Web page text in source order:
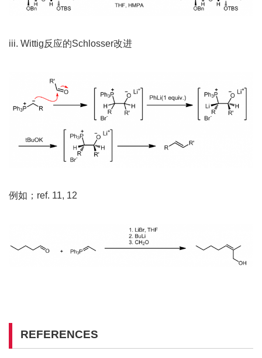
iii. Wittig反应的Schlosser改进
例如；ref. 11, 12
REFERENCES